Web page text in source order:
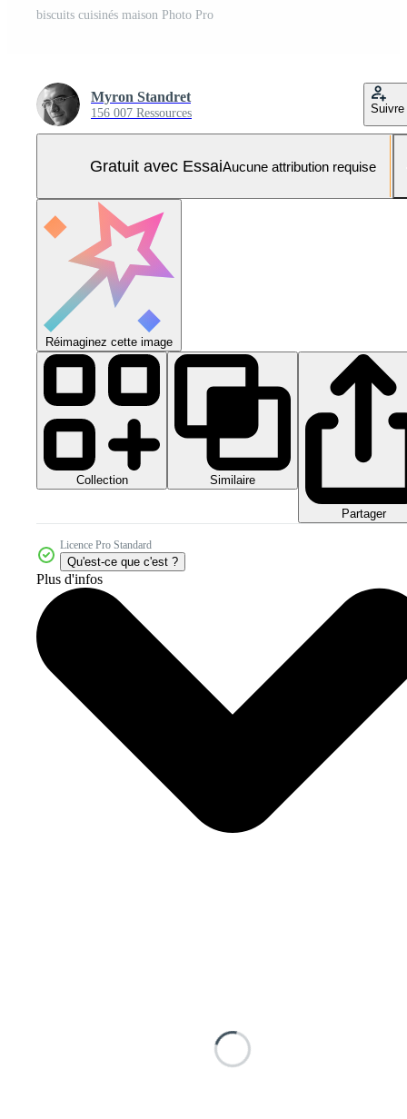
biscuits cuisinés maison Photo Pro
Myron Standret
156 007 Ressources Suivre
Gratuit avec EssaiAucune attribution requise
Réimaginez cette image
Collection Similaire
Partager
Licence Pro Standard
Qu'est-ce que c'est ?
Plus d'infos